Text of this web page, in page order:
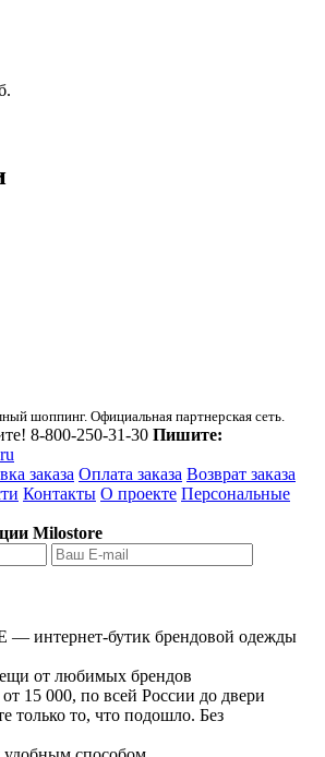
шоппинг. Официальная партнерская сеть.
8-800-250-31-30 Пишите:
заказа Оплата заказа Возврат заказа
Контакты О проекте Персональные
Milostore
— интернет-бутик брендовой одежды
от любимых брендов
от 15 000, по всей России до двери
только то, что подошло. Без